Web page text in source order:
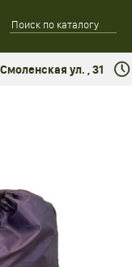
ул. , 31